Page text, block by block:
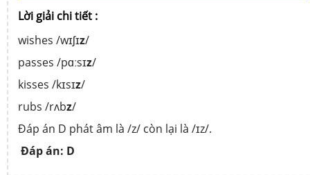
Lời giải chi tiết :
wishes /wɪʃɪz/
passes /pɑːsɪz/
kisses /kɪsɪz/
rubs /rʌbz/
Đáp án D phát âm là /z/ còn lại là /ɪz/.
Đáp án: D